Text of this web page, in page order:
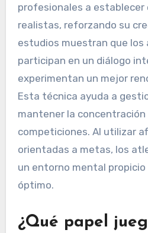
profesionales a
realistas, reforzando su
estudios muestran que los
participan en un diálogo
experimentan un mejor
Esta técnica ayuda a
mantener la
competiciones. Al utilizar
orientadas a metas, los
un entorno mental
óptimo.
¿Qué papel